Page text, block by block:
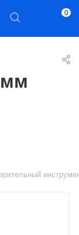
0